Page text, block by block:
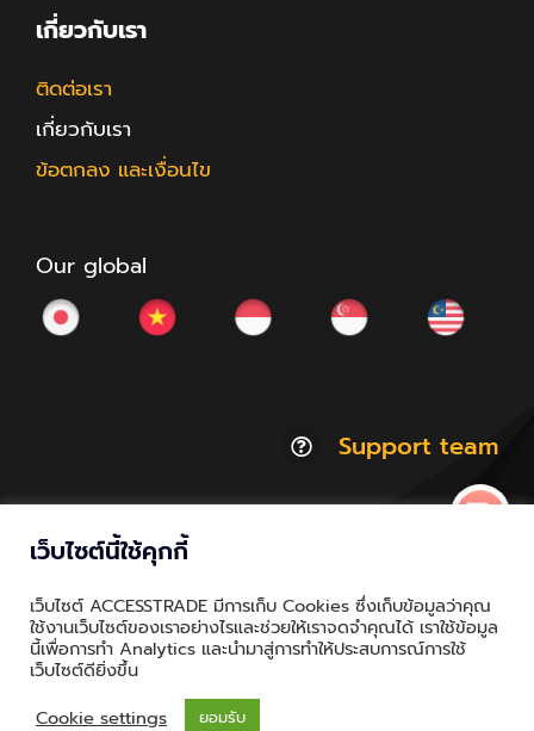
เกี่ยวกับเรา
ติดต่อเรา
เกี่ยวกับเรา
ข้อตกลง และเงื่อนไข
Our global
Support team
Thailand.a | All Rights Reserved
Privacy & Policy | Cookie Policy
เว็บไซต์นี้ใช้คุกกี้
เว็บไซต์ ACCESSTRADE มีการเก็บ Cookies ซึ่งเก็บข้อมูลว่าคุณ
ใช้งานเว็บไซต์ของเราอย่างไรและช่วยให้เราจดจำคุณได้ เราใช้ข้อมูล
นี้เพื่อการทำ Analytics และนำมาสู่การทำให้ประสบการณ์การใช้
เว็บไซต์ดียิ่งขึ้น
Cookie settings
ยอมรับ